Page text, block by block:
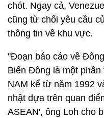
chót. Ngay cả,
cũng từ chối yêu cầu
thông tin về khu vực.
"Đoạn báo cáo về
Biển Đông là một phần
NAM kể từ năm 1992
nhật dựa trên quan
ASEAN', ông Loh cho